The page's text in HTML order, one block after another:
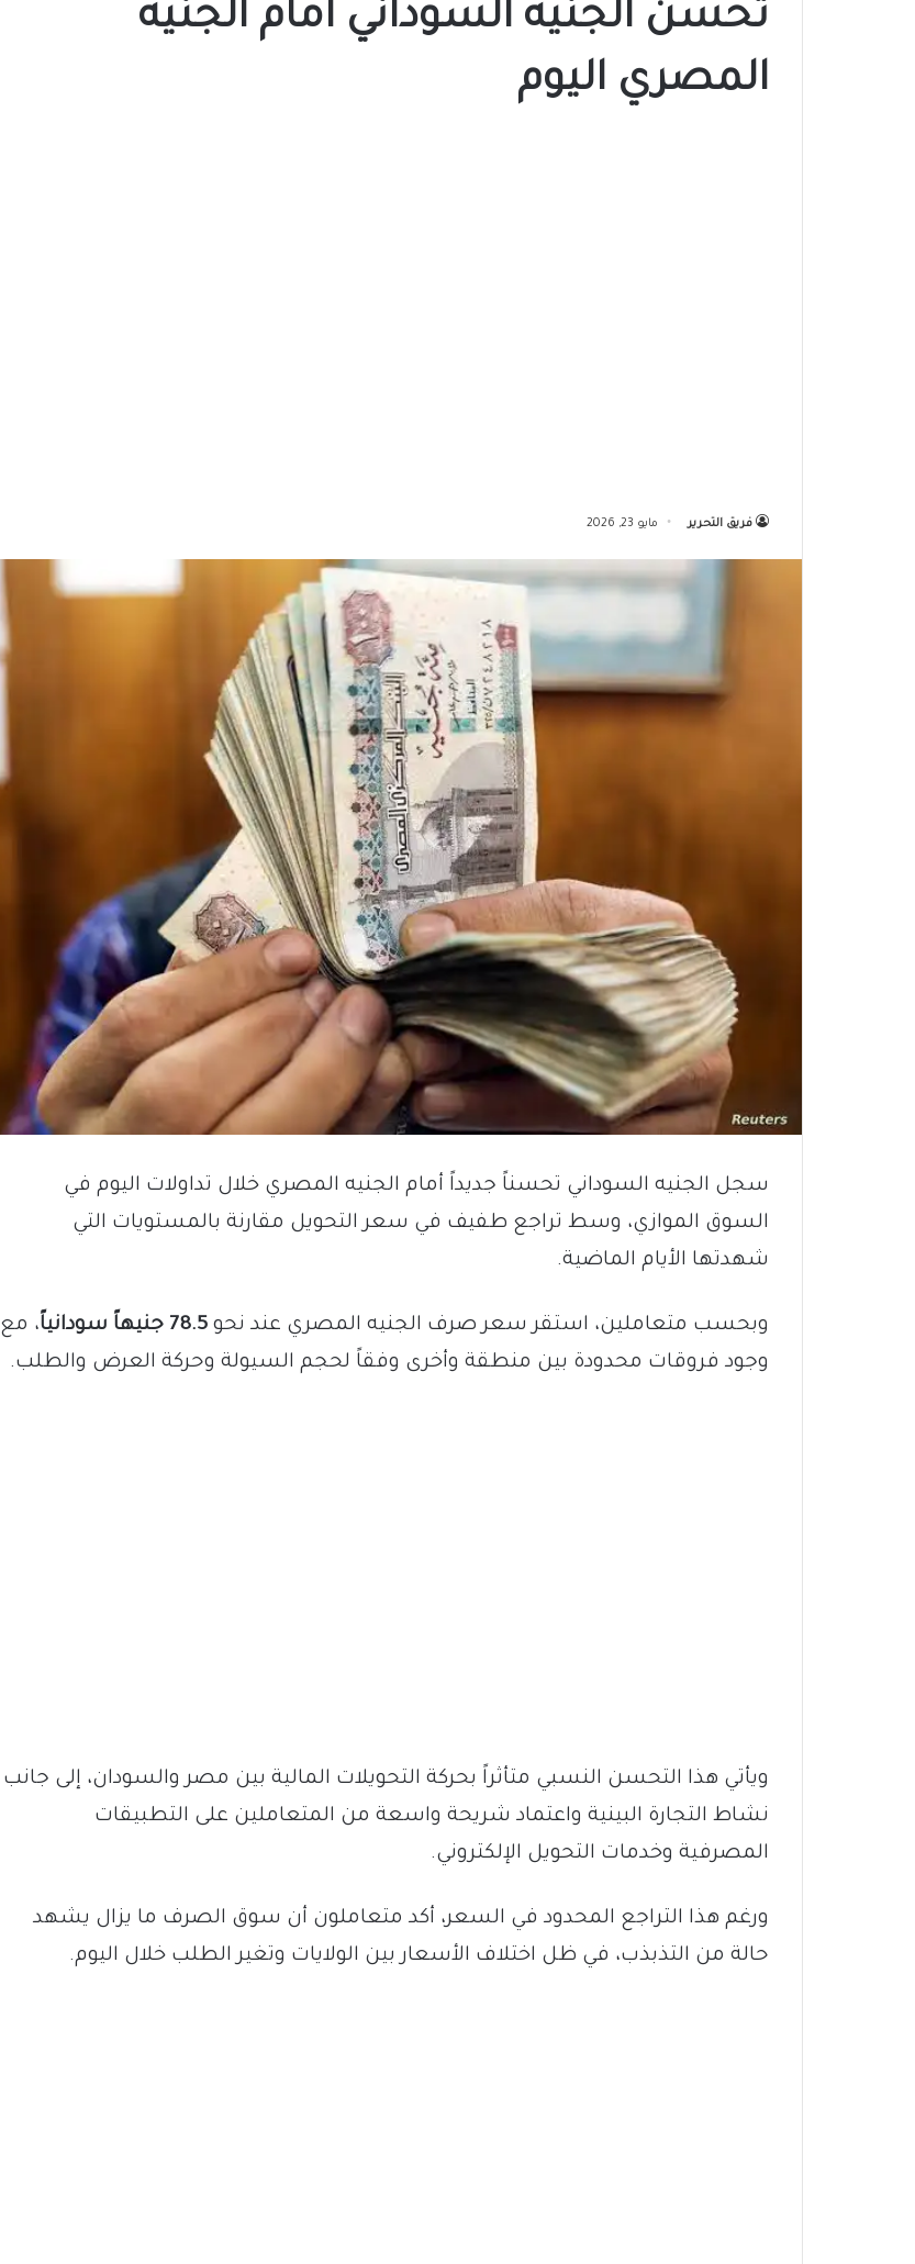
تحسن الجنيه السوداني أمام الجنيه
المصري اليوم
فريق التحرير مايو 23, 2026
سجل الجنيه السوداني تحسناً جديداً أمام الجنيه المصري خلال تداولات اليوم في
السوق الموازي، وسط تراجع طفيف في سعر التحويل مقارنة بالمستويات التي
شهدتها الأيام الماضية.
وبحسب متعاملين، استقر سعر صرف الجنيه المصري عند نحو 78.5 جنيهاً سودانياً
، مع
وجود فروقات محدودة بين منطقة وأخرى وفقاً لحجم السيولة وحركة العرض والطلب.
ويأتي هذا التحسن النسبي متأثراً بحركة التحويلات المالية بين مصر والسودان، إلى جانب
نشاط التجارة البينية واعتماد شريحة واسعة من المتعاملين على التطبيقات
المصرفية وخدمات التحويل الإلكتروني.
ورغم هذا التراجع المحدود في السعر، أكد متعاملون أن سوق الصرف ما يزال يشهد
حالة من التذبذب، في ظل اختلاف الأسعار بين الولايات وتغير الطلب خلال اليوم.